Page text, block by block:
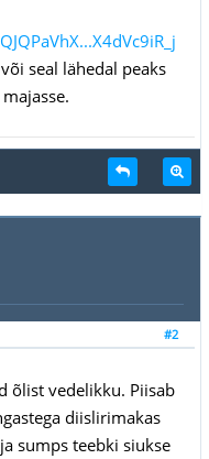
seal lähedal peaks
#2
õlist vedelikku. Piisab
diislirimakas
sumps teebki siukse